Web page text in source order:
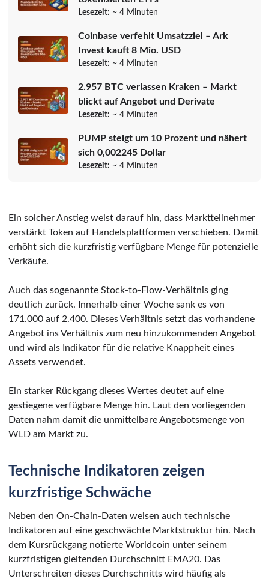
Lesezeit: ~ 4 Minuten
Coinbase verfehlt Umsatzziel – Ark
Invest kauft 8 Mio. USD
Lesezeit: ~ 4 Minuten
2.957 BTC verlassen Kraken – Markt
blickt auf Angebot und Derivate
Lesezeit: ~ 4 Minuten
PUMP steigt um 10 Prozent und nähert
sich 0,002245 Dollar
Lesezeit: ~ 4 Minuten
Ein solcher Anstieg weist darauf hin, dass Marktteilnehmer
verstärkt Token auf Handelsplattformen verschieben. Damit
erhöht sich die kurzfristig verfügbare Menge für potenzielle
Verkäufe.
Auch das sogenannte Stock-to-Flow-Verhältnis ging
deutlich zurück. Innerhalb einer Woche sank es von
171.000 auf 2.400. Dieses Verhältnis setzt das vorhandene
Angebot ins Verhältnis zum neu hinzukommenden Angebot
und wird als Indikator für die relative Knappheit eines
Assets verwendet.
Ein starker Rückgang dieses Wertes deutet auf eine
gestiegene verfügbare Menge hin. Laut den vorliegenden
Daten nahm damit die unmittelbare Angebotsmenge von
WLD am Markt zu.
Technische Indikatoren zeigen
kurzfristige Schwäche
Neben den On-Chain-Daten weisen auch technische
Indikatoren auf eine geschwächte Marktstruktur hin. Nach
dem Kursrückgang notierte Worldcoin unter seinem
kurzfristigen gleitenden Durchschnitt EMA20. Das
Unterschreiten dieses Durchschnitts wird häufig als